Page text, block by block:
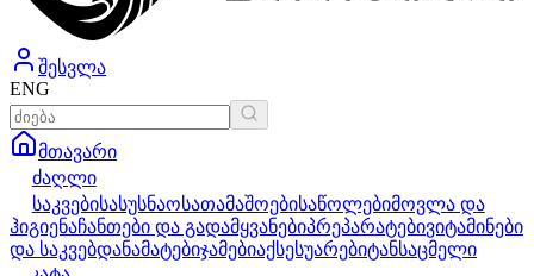
შესვლა
ENG
მთავარი
ძაღლი
საკვებისასუსნაოსათამაშოებისაწოლებიმოვლა და
ჰიგიენაჩანთები და გადამყვანებიპრეპარატებივიტამინები
და საკვებდანამატებიჯამებიაქსესუარებიტანსაცმელი